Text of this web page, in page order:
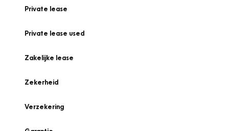
Private lease
Private lease used
Zakelijke lease
Zekerheid
Verzekering